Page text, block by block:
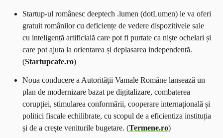
Startup-ul românesc deeptech .lumen (dotLumen) le va oferi
gratuit românilor cu deficiențe de vedere dispozitivele sale
cu inteligență artificială care pot fi purtate ca niște ochelari și
care pot ajuta la orientarea și deplasarea independentă.
(Startupcafe.ro)
Noua conducere a Autorității Vamale Române lansează un
plan de modernizare bazat pe digitalizare, combaterea
corupției, stimularea conformării, cooperare internațională și
politici fiscale echilibrate, cu scopul de a eficientiza instituția
și de a crește veniturile bugetare. (Termene.ro)